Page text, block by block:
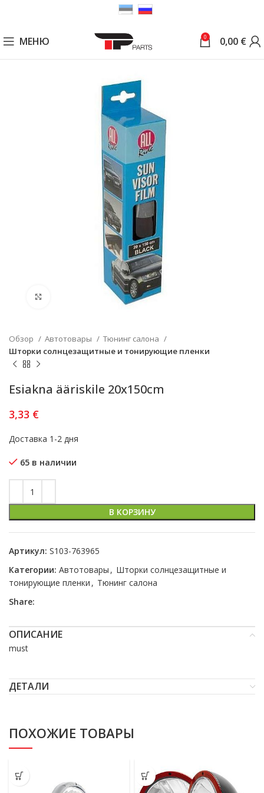
МЕНЮ 0 0,00 €
Обзор Автотовары
Тюнинг салона
Шторки солнцезащитные и тонирующие пленки
Esiakna ääriskile 20x150cm
3,33 €
Доставка 1-2 дня
65 в наличии
В КОРЗИНУ
Артикул: S103-763965
Категории: Автотовары , Шторки солнцезащитные и
тонирующие пленки , Тюнинг салона
Share:
ОПИСАНИЕ
must
ДЕТАЛИ
ПОХОЖИЕ ТОВАРЫ